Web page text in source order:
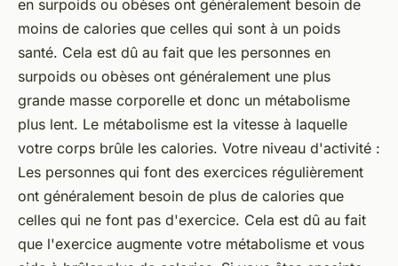
en surpoids ou obèses ont généralement besoin de
moins de calories que celles qui sont à un poids
santé. Cela est dû au fait que les personnes en
surpoids ou obèses ont généralement une plus
grande masse corporelle et donc un métabolisme
plus lent. Le métabolisme est la vitesse à laquelle
votre corps brûle les calories. Votre niveau d'activité :
Les personnes qui font des exercices régulièrement
ont généralement besoin de plus de calories que
celles qui ne font pas d'exercice. Cela est dû au fait
que l'exercice augmente votre métabolisme et vous